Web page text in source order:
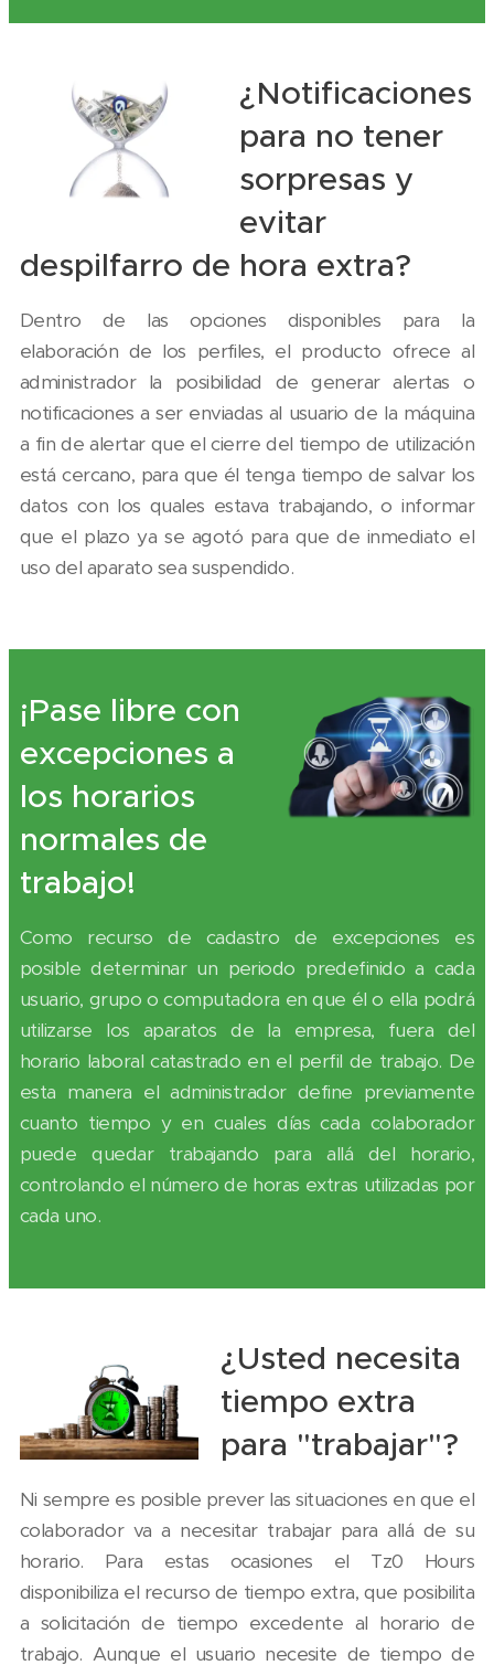
¿Notificaciones
para no tener
sorpresas y
evitar
despilfarro de hora extra?
Dentro de las opciones disponibles para la
elaboración de los perfiles, el producto ofrece al
administrador la posibilidad de generar alertas o
notificaciones a ser enviadas al usuario de la máquina
a fin de alertar que el cierre del tiempo de utilización
está cercano, para que él tenga tiempo de salvar los
datos con los quales estava trabajando, o informar
que el plazo ya se agotó para que de inmediato el
uso del aparato sea suspendido.
¡Pase libre con
excepciones a
los horarios
normales de
trabajo!
Como recurso de cadastro de excepciones es
posible determinar un periodo predefinido a cada
usuario, grupo o computadora en que él o ella podrá
utilizarse los aparatos de la empresa, fuera del
horario laboral catastrado en el perfil de trabajo. De
esta manera el administrador define previamente
cuanto tiempo y en cuales días cada colaborador
puede quedar trabajando para allá del horario,
controlando el número de horas extras utilizadas por
cada uno.
¿Usted necesita
tiempo extra
para "trabajar"?
Ni sempre es posible prever las situaciones en que el
colaborador va a necesitar trabajar para allá de su
horario. Para estas ocasiones el Tz0 Hours
disponibiliza el recurso de tiempo extra, que posibilita
a solicitación de tiempo excedente al horario de
trabajo. Aunque el usuario necesite de tiempo de